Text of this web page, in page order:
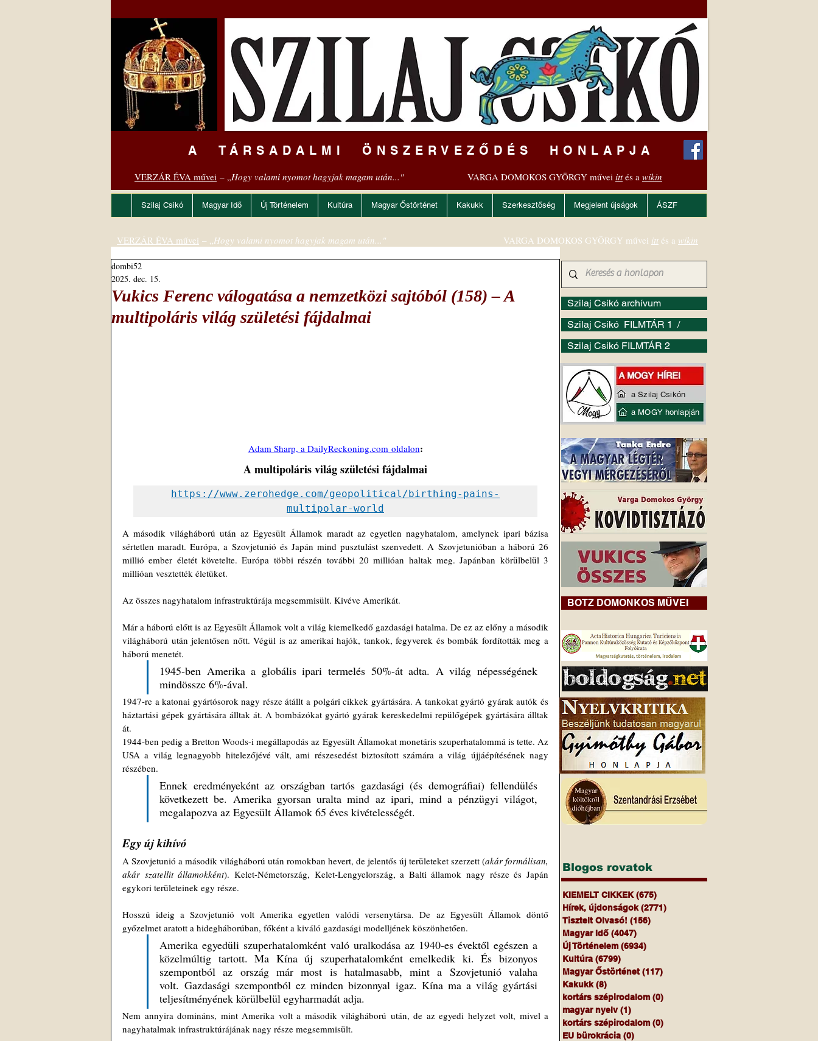
A TÁRSADALMI ÖNSZERVEZŐDÉS HONLAPJA
VERZÁR ÉVA művei – „Hogy valami nyomot hagyjak magam után..." VARGA DOMOKOS GYÖRGY művei ittés a wikin
Szilaj Csikó Magyar Idő Új Történelem Kultúra Magyar Őstörténet Kakukk Szerkesztőség Megjelent újságok ÁSZF
Vukics Ferenc válogatása a nemzetközi sajtóból (158) ‒ A
multipoláris világ születési fájdalmai
dombi52
2025. dec. 15.
Adam Sharp, a DailyReckoning.com oldalon:
A multipoláris világ születési fájdalmai
https://www.zerohedge.com/geopolitical/birthing-pains-
multipolar-world
A második világháború után az Egyesült Államok maradt az egyetlen nagyhatalom, amelynek ipari bázisa
sértetlen maradt. Európa, a Szovjetunió és Japán mind pusztulást szenvedett. A Szovjetunióban a háború 26
millió ember életét követelte. Európa többi részén további 20 millióan haltak meg. Japánban körülbelül 3
millióan vesztették életüket.
Az összes nagyhatalom infrastruktúrája megsemmisült. Kivéve Amerikát.
Már a háború előtt is az Egyesült Államok volt a világ kiemelkedő gazdasági hatalma. De ez az előny a második
világháború után jelentősen nőtt. Végül is az amerikai hajók, tankok, fegyverek és bombák fordították meg a
háború menetét.
1945-ben Amerika a globális ipari termelés 50%-át adta. A világ népességének
mindössze 6%-ával.
1947-re a katonai gyártósorok nagy része átállt a polgári cikkek gyártására. A tankokat gyártó gyárak autók és
háztartási gépek gyártására álltak át. A bombázókat gyártó gyárak kereskedelmi repülőgépek gyártására álltak
át.
1944-ben pedig a Bretton Woods-i megállapodás az Egyesült Államokat monetáris szuperhatalommá is tette. Az
USA a világ legnagyobb hitelezőjévé vált, ami részesedést biztosított számára a világ újjáépítésének nagy
részében.
Ennek eredményeként az országban tartós gazdasági (és demográfiai) fellendülés
következett be. Amerika gyorsan uralta mind az ipari, mind a pénzügyi világot,
megalapozva az Egyesült Államok 65 éves kivételességét.
Egy új kihívó
A Szovjetunió a második világháború után romokban hevert, de jelentős új területeket szerzett (akár formálisan,
akár szatellit államokként). Kelet-Németország, Kelet-Lengyelország, a Balti államok nagy része és Japán
egykori területeinek egy része.
Hosszú ideig a Szovjetunió volt Amerika egyetlen valódi versenytársa. De az Egyesült Államok döntő
győzelmet aratott a hidegháborúban, főként a kiváló gazdasági modelljének köszönhetően.
Amerika egyedüli szuperhatalomként való uralkodása az 1940-es évektől egészen a
közelmúltig tartott. Ma Kína új szuperhatalomként emelkedik ki. És bizonyos
szempontból az ország már most is hatalmasabb, mint a Szovjetunió valaha
volt. Gazdasági szempontból ez minden bizonnyal igaz. Kína ma a világ gyártási
teljesítményének körülbelül egyharmadát adja.
Nem annyira domináns, mint Amerika volt a második világháború után, de az egyedi helyzet volt, mivel a
nagyhatalmak infrastruktúrájának nagy része megsemmisült.
Szilaj Csikó archívum
Szilaj Csikó FILMTÁR 1 /
Szilaj Csikó FILMTÁR 2
VERZÁR ÉVA művei – „Hogy valami nyomot hagyjak magam után..." VARGA DOMOKOS GYÖRGY művei itt és a wikin
BOTZ DOMONKOS MŰVEI
Blogos rovatok
KIEMELT CIKKEK (675)
Hírek, újdonságok (2771)
Tisztelt Olvasó! (156)
Magyar Idő (4047)
Új Történelem (6934)
Kultúra (6799)
Magyar Őstörténet (117)
Kakukk (8)
kortárs szépirodalom (0)
magyar nyelv (1)
kortárs szépirodalom (0)
EU bürokrácia (0)
a Szilaj Csikón
a MOGY honlapján